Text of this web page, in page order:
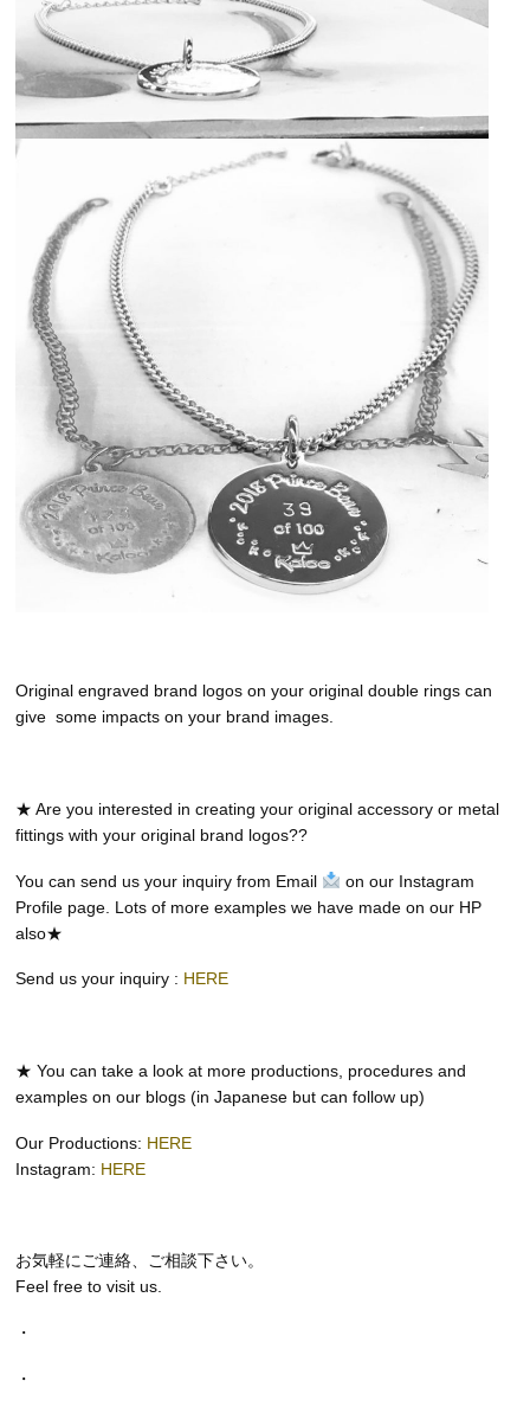
Original engraved brand logos on your original double rings can
give some impacts on your brand images.
★ Are you interested in creating your original accessory or metal
fittings with your original brand logos??
You can send us your inquiry from Email
on our Instagram
Profile page. Lots of more examples we have made on our HP
also★
Send us your inquiry : HERE
★ You can take a look at more productions, procedures and
examples on our blogs (in Japanese but can follow up)
Our Productions: HERE
Instagram: HERE
お気軽にご連絡、ご相談下さい。
Feel free to visit us.
・
・